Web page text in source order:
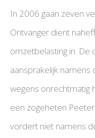
In 2006 gaan zeven
Ontvanger dient
omzetbelasting in. De
aansprakelijk namens
wegens onrechtmatig
een zogeheten
vordert niet namens